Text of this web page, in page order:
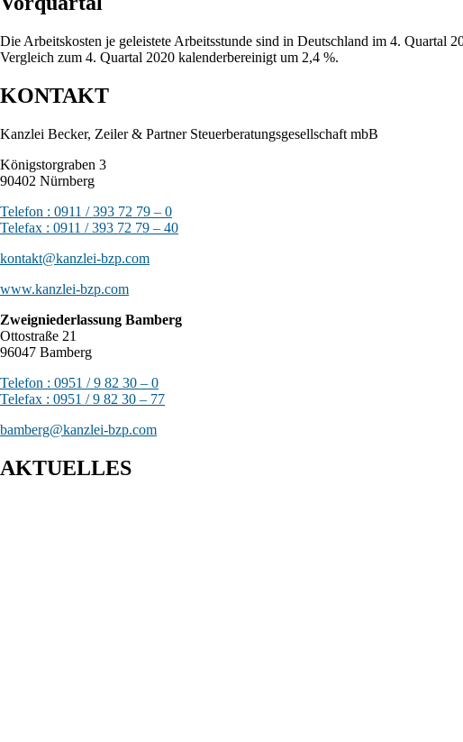
Die Arbeitskosten je geleistete Arbeitsstunde sind in Deutschland im 4. Quartal
Vergleich zum 4. Quartal 2020 kalenderbereinigt um 2,4 %.
KONTAKT
Kanzlei Becker, Zeiler & Partner Steuerberatungsgesellschaft mbB
Königstorgraben 3
90402 Nürnberg
Telefon : 0911 / 393 72 79 – 0
Telefax : 0911 / 393 72 79 – 40
kontakt@kanzlei-bzp.com
www.kanzlei-bzp.com
Zweigniederlassung Bamberg
Ottostraße 21
96047 Bamberg
Telefon : 0951 / 9 82 30 – 0
Telefax : 0951 / 9 82 30 – 77
bamberg@kanzlei-bzp.com
AKTUELLES